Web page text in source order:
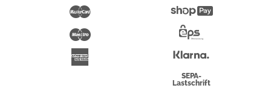
Maestro
Pay
Überweisung
SEPA-
Lastschrift